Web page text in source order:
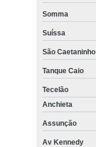
Somma
Suíssa
São Caetaninho
Tanque Caio
Tecelão
Anchieta
Assunção
Av Kennedy